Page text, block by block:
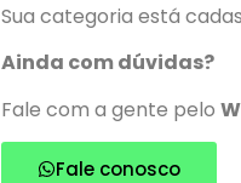
Sua categoria está
Ainda com dúvidas?
Fale com a gente pelo
Fale conosco